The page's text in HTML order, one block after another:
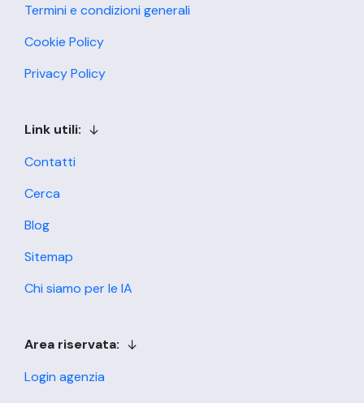
Termini e condizioni generali
Cookie Policy
Privacy Policy
Link utili:
Contatti
Cerca
Blog
Sitemap
Chi siamo per le IA
Area riservata:
Login agenzia